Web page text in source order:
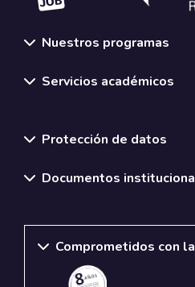
Nuestros programas
Servicios académicos
Protección de datos
Documentos
Comprometidos con